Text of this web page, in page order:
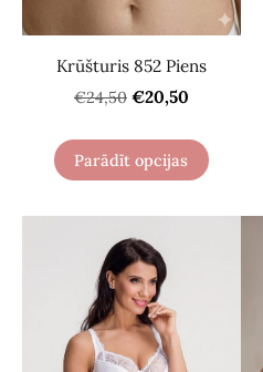
Krūšturis 852 Piens
€24,50 €20,50
Parādīt opcijas